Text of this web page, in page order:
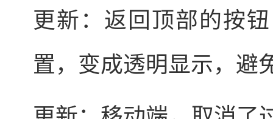
更新：返回顶部的按
置，变成透明显示，避